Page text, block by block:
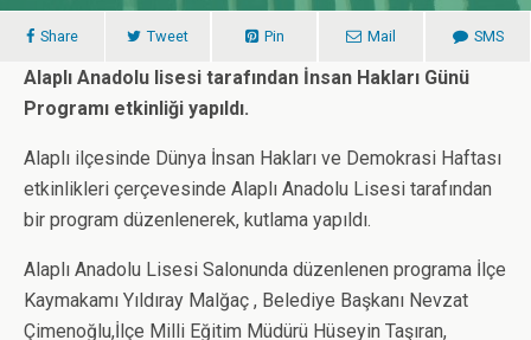
Share Tweet Pin Mail SMS
Alaplı Anadolu lisesi tarafından İnsan Hakları Günü
Programı etkinliği yapıldı.
Alaplı ilçesinde Dünya İnsan Hakları ve Demokrasi Haftası
etkinlikleri çerçevesinde Alaplı Anadolu Lisesi tarafından
bir program düzenlenerek, kutlama yapıldı.
Alaplı Anadolu Lisesi Salonunda düzenlenen programa İlçe
Kaymakamı Yıldıray Malğaç , Belediye Başkanı Nevzat
Çimenoğlu,İlçe Milli Eğitim Müdürü Hüseyin Taşıran,